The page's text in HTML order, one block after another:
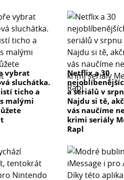
vybrat
sluchátka.
ticho a
malými
Netflix a 30
a seriálů v
Najdu si tě,
vás naučíme
krimi seriály
Rapl